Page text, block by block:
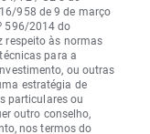
958 de 9 de março
596/2014 do
respeito às normas
para a
ou outras
estratégia de
particulares ou
outro conselho,
nos termos do